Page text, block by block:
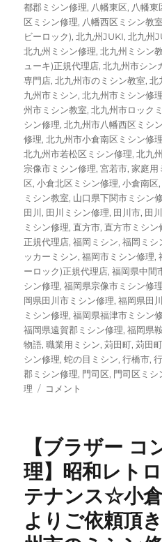
都郡ミシン修理, 八幡東区, 八幡東
区ミシン修理, 八幡西区ミシン教室
ビーロック),北九州JUKI,北九州
北九州ミシン修理,北九州ミシン
ューキ)正規代理店,北九州市シン
専門店,北九州市のミシン教室,北
九州市ミシン,北九州市ミシン修理
州市ミシン教室,北九州市ロック
シン修理,北九州市八幡西区ミシ
修理,北九州市小倉南区ミシン修理
北九州市若松区ミシン修理,北九
宗像市ミシン修理,宮若市,家庭用
区,小倉北区ミシン修理,小倉南区
ミシン教室, 山口県下関市ミシン
田川, 田川ミシン修理, 田川市, 田
ミシン修理, 直方市, 直方市ミシン
正規代理店,福岡ミシン,福岡ミシ
ッカーミシン,福岡市ミシン修理,
ーロック)正規代理店,福岡県中間
シン修理,福岡県宗像市ミシン修理
岡県田川市ミシン修理,福岡県田
ミシン修理,福岡県福津市ミシン
福岡県遠賀郡ミシン修理,福岡県
物語,職業用ミシン,苅田町,苅田
シン修理,蛇の目ミシン,行橋市,
郡ミシン修理, 門司区, 門司区ミシ
理
昭
ロ
な
ロ
ッ
ク
ミ
シ
コメント
【ブラザー
理】昭和レト
テナンス☆小
よりご依頼頂